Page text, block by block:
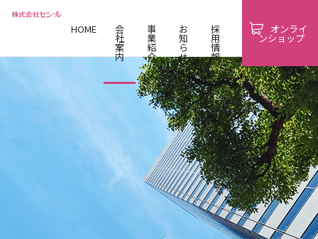
HOME 会
社
案
内
事
業
紹
介
お
知
ら
せ
採
用
情
報
オンライ
ンショップ